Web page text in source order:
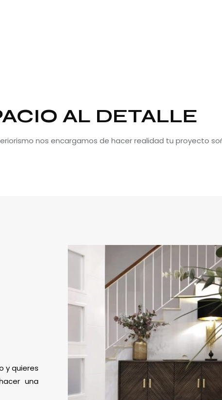
AL DETALLE
nos encargamos de hacer realidad tu proyecto
y quieres
una